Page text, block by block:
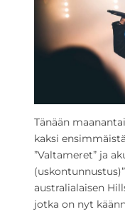
Tänään
kaksi
”Valtameret” ja
australialaisen
jotka on nyt